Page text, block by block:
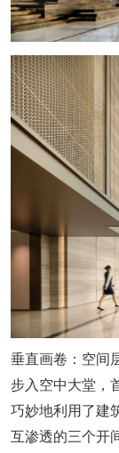
垂直画卷：空间
步入空中大堂，
巧妙地利用了建
互渗透的三个开